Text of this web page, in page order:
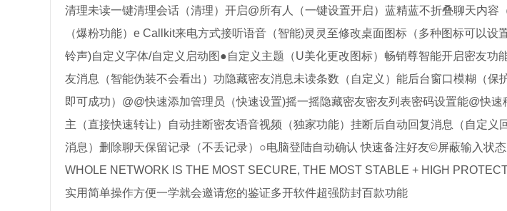
清理未读一键清理会话（清理）开启@所有人（一键设置开启）蓝精蓝不折叠聊天内容
（爆粉功能）e Callkit来电方式接听语音（智能)灵灵至修改桌面图标（多种图标可以设
铃声)自定义字体/自定义启动图●自定义主题（U美化更改图标）畅销尊智能开启密友功
友消息（智能伪装不会看出）功隐藏密友消息未读条数（自定义）能后台窗口模糊（保
即可成功）@@快速添加管理员（快速设置)摇一摇隐藏密友密友列表密码设置能@快
主（直接快速转让）自动挂断密友语音视频（独家功能）挂断后自动回复消息（自定义
消息）删除聊天保留记录（不丢记录）○电脑登陆自动确认 快速备注好友©屏蔽输入状
WHOLE NETWORK IS THE MOST SECURE, THE MOST STABLE + HIGH
实用简单操作方便一学就会邀请您的鉴证多开软件超强防封百款功能